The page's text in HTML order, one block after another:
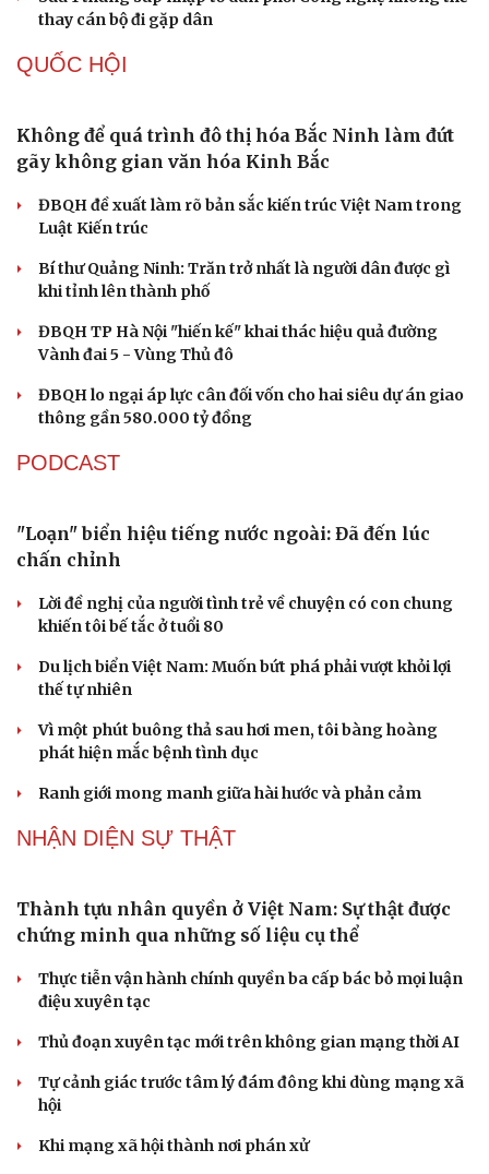
Tư vấn
Săn Tour
Podcast
Câu chuyện thời sự
Đọc truyện đêm khuya
Cửa sổ tình yêu
Kể chuyện cho bé
lừa đảo hơn 327 tỷ đồng
Bắt giữ người phụ nữ giả danh công an lừa đảo "chạy
án" 400 triệu đồng
bạn gái giữa đường
Cha dượng đánh đập, bắt bé gái 11 tuổi ở Đồng Nai quỳ
đến 1h sáng
Khám xét khẩn cấp nhà Bùi Xuân Huấn (Huấn Hoa
Hồng)
Quảng Trị đưa cán bộ về làm việc tại trung tâm
hành chính - chính trị tỉnh
Cà Mau bổ nhiệm 3 phó giám đốc sở
Đại tá Lê Hồng Giang giữ chức Phó Giám đốc Công an
Cao Bằng
Sau 1 tháng sáp nhập tổ dân phố: Công nghệ không thể
thay cán bộ đi gặp dân
QUỐC HỘI
Không để quá trình đô thị hóa Bắc Ninh làm đứt
gãy không gian văn hóa Kinh Bắc
ĐBQH đề xuất làm rõ bản sắc kiến trúc Việt Nam trong
Luật Kiến trúc
ĐBQH TP Hà Nội "hiến kế" khai thác hiệu quả đường
Vành đai 5 - Vùng Thủ đô
ĐBQH lo ngại áp lực cân đối vốn cho hai siêu dự án giao
thông gần 580.000 tỷ đồng
"Loạn" biển hiệu tiếng nước ngoài: Đã đến lúc
chấn chỉnh